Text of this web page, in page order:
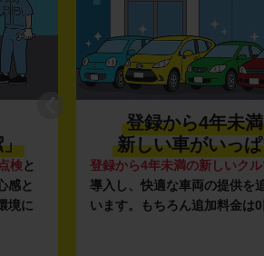
」
検と
感と
境に
登録から4年未
新しい車がいっ
登録から4年未満の新しいクル
導入し、快適な車両の提供を
います。もちろん追加料金は0